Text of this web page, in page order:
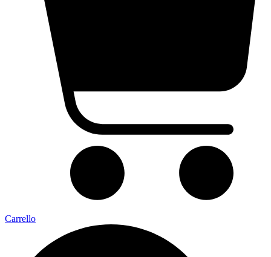
Carrello